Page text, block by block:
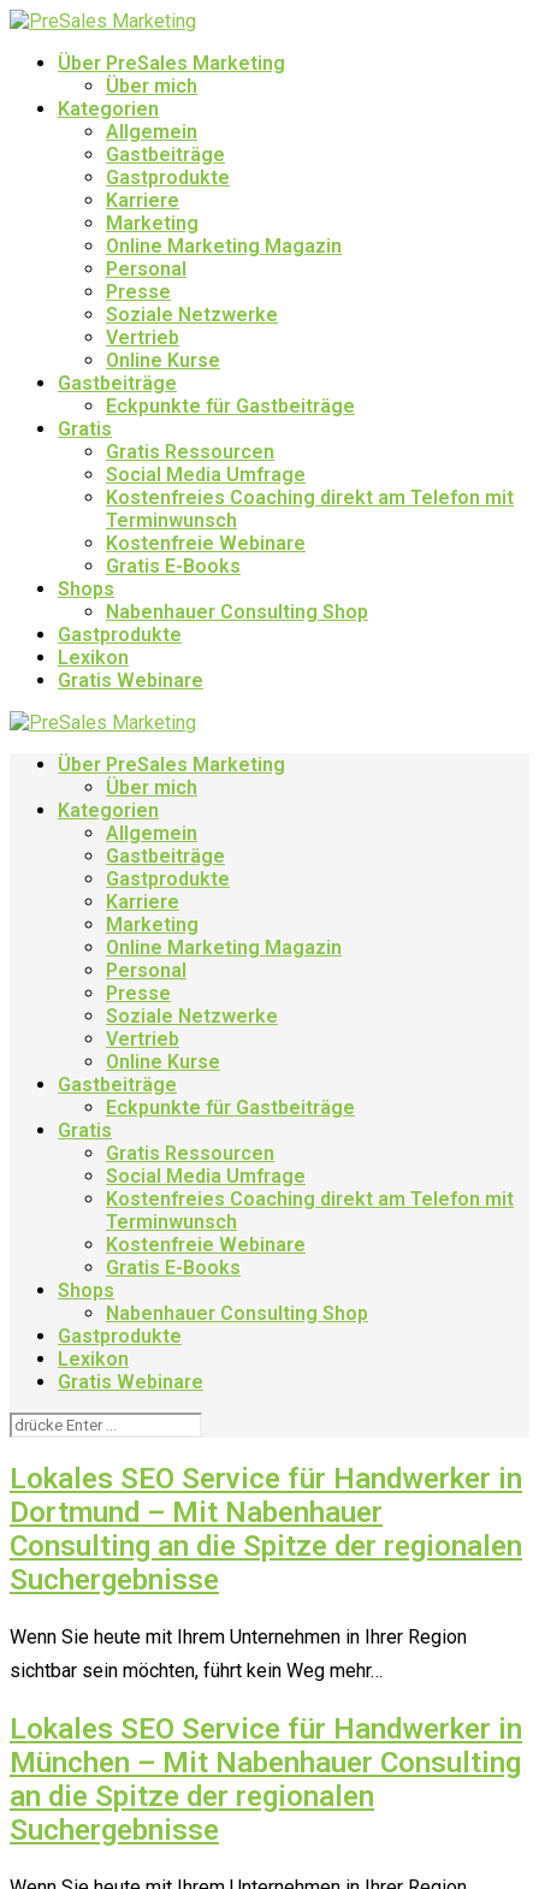
Über PreSales Marketing
Über mich
Kategorien
Allgemein
Gastbeiträge
Gastprodukte
Karriere
Marketing
Online Marketing Magazin
Personal
Presse
Soziale Netzwerke
Vertrieb
Online Kurse
Gastbeiträge
Eckpunkte für Gastbeiträge
Gratis
Gratis Ressourcen
Social Media Umfrage
Kostenfreies Coaching direkt am Telefon mit
Terminwunsch
Kostenfreie Webinare
Gratis E-Books
Shops
Nabenhauer Consulting Shop
Gastprodukte
Lexikon
Gratis Webinare
Über PreSales Marketing
Über mich
Kategorien
Allgemein
Gastbeiträge
Gastprodukte
Karriere
Marketing
Online Marketing Magazin
Personal
Presse
Soziale Netzwerke
Vertrieb
Online Kurse
Gastbeiträge
Eckpunkte für Gastbeiträge
Gratis
Gratis Ressourcen
Social Media Umfrage
Kostenfreies Coaching direkt am Telefon mit
Terminwunsch
Kostenfreie Webinare
Gratis E-Books
Shops
Nabenhauer Consulting Shop
Gastprodukte
Lexikon
Gratis Webinare
Lokales SEO Service für Handwerker in
Dortmund – Mit Nabenhauer
Consulting an die Spitze der regionalen
Suchergebnisse
Wenn Sie heute mit Ihrem Unternehmen in Ihrer Region
sichtbar sein möchten, führt kein Weg mehr…
Lokales SEO Service für Handwerker in
München – Mit Nabenhauer Consulting
an die Spitze der regionalen
Suchergebnisse